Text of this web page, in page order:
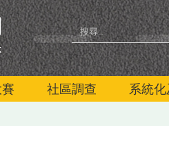
社區調查 系統